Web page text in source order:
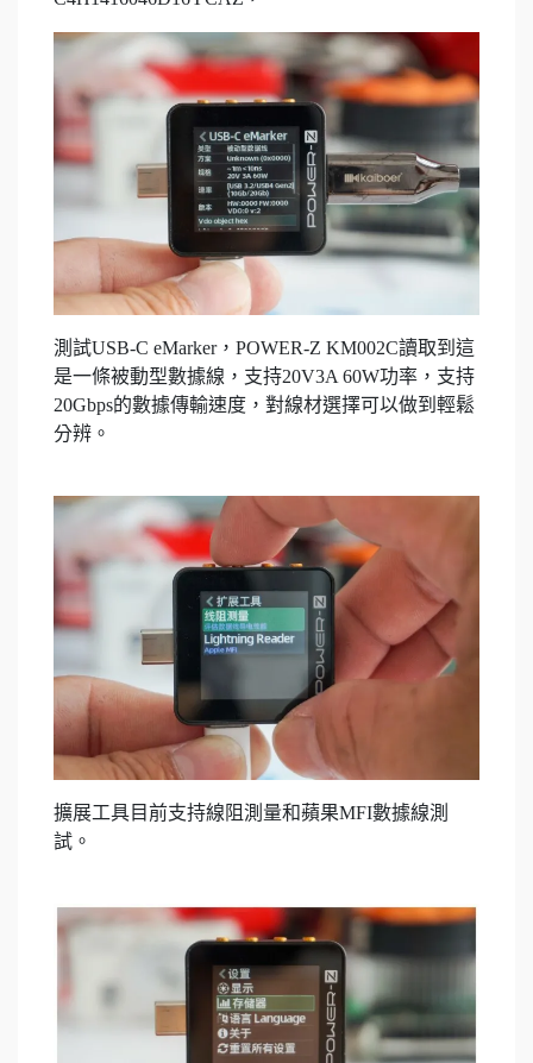
測試USB-C eMarker，POWER-Z KM002C讀取到這
是一條被動型數據線，支持20V3A 60W功率，支持
20Gbps的數據傳輸速度，對線材選擇可以做到輕鬆
分辨。
擴展工具目前支持線阻測量和蘋果MFI數據線測
試。